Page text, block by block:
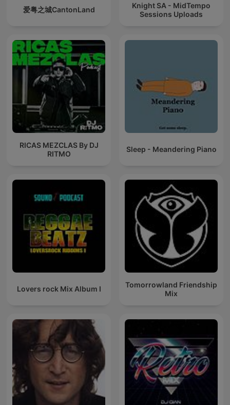
爱粤之城CantonLand
Knight SA - MidTempo
Sessions Uploads
RICAS MEZCLAS By DJ
RITMO
Sleep - Meandering Piano
Lovers rock Mix Album I
Tomorrowland Friendship
Mix